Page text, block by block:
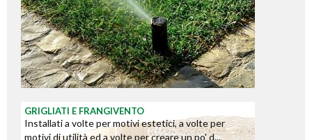
GRIGLIATI E FRANGIVENTO
Installati a volte per motivi estetici, a volte per
motivi di utilità ed a volte per creare un po' d...